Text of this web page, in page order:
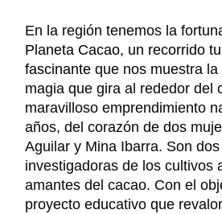
En la región tenemos la
Planeta Cacao, un recorrido
fascinante que nos muestra
magia que gira al rededor del
maravilloso emprendimiento
años, del corazón de dos
Aguilar y Mina Ibarra. Son
investigadoras de los cultivos
amantesdel cacao. Con el
proyecto educativo que